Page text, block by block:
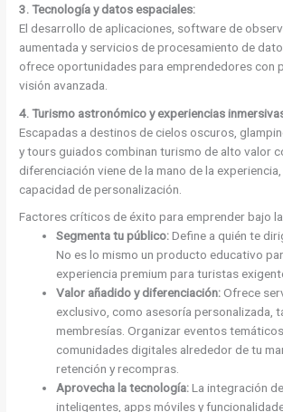
3. Tecnología y datos espaciales:
El desarrollo de aplicaciones, software de
aumentada y servicios de procesamiento de
ofrece oportunidades para emprendedores con
visión avanzada.
4. Turismo astronómico y experiencias
Escapadas a destinos de cielos oscuros,
y tours guiados combinan turismo de alto valor
diferenciación viene de la mano de la
capacidad de personalización.
Factores críticos de éxito para emprender bajo
Segmenta tu público:Define a quién te
No es lo mismo un producto educativo
experiencia premium para turistas
Valor añadido y diferenciación:Ofrece
exclusivo, como asesoría personalizada,
membresías. Organizar eventos
comunidades digitales alrededor de tu
retención y recompras.
Aprovecha la tecnología:La integración
inteligentes, apps móviles y